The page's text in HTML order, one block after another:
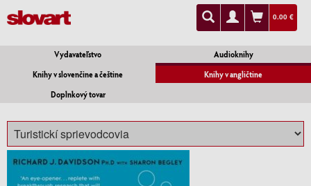
0.00 €
Vydavateľstvo
Audioknihy
Knihy v slovenčine a češtine
Knihy v angličtine
Doplnkový tovar